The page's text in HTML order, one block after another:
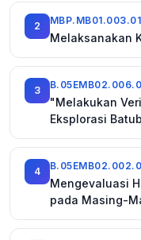
2 MBP.MB01.003.01
Melaksanakan
3
"Melakukan
Eksplorasi
4
Mengevaluasi
pada Masing-